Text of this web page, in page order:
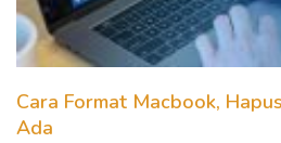
Cara Format Macbook,
Ada